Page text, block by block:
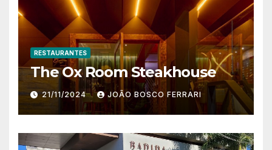
RESTAURANTES
The Ox Room Steakhouse
21/11/2024 JOÃO BOSCO FERRARI